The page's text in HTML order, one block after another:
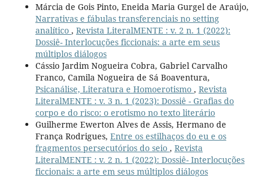
Márcia de Gois Pinto, Eneida Maria Gurgel de Araújo,
Narrativas e fábulas transferenciais no setting
analítico , Revista LiteralMENTE : v. 2 n. 1 (2022):
Dossiê- Interlocuções ficcionais: a arte em seus
múltiplos diálogos
Cássio Jardim Nogueira Cobra, Gabriel Carvalho
Franco, Camila Nogueira de Sá Boaventura,
Psicanálise, Literatura e Homoerotismo , Revista
LiteralMENTE : v. 3 n. 1 (2023): Dossiê - Grafias do
corpo e do risco: o erotismo no texto literário
Guilherme Ewerton Alves de Assis, Hermano de
França Rodrigues, Entre os estilhaços do eu e os
fragmentos persecutórios do seio , Revista
LiteralMENTE : v. 2 n. 1 (2022): Dossiê- Interlocuções
ficcionais: a arte em seus múltiplos diálogos